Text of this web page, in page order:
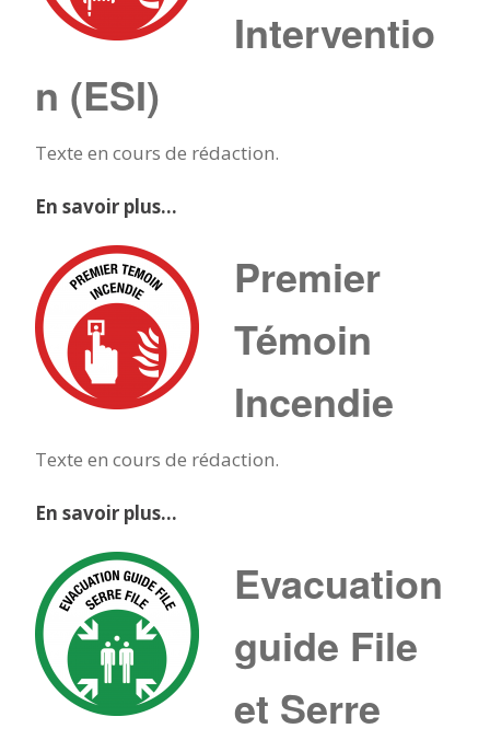
Interventio
n (ESI)
Texte en cours de rédaction.
En savoir plus…
Premier
Témoin
Incendie
Texte en cours de rédaction.
En savoir plus…
Evacuation
guide File
et Serre